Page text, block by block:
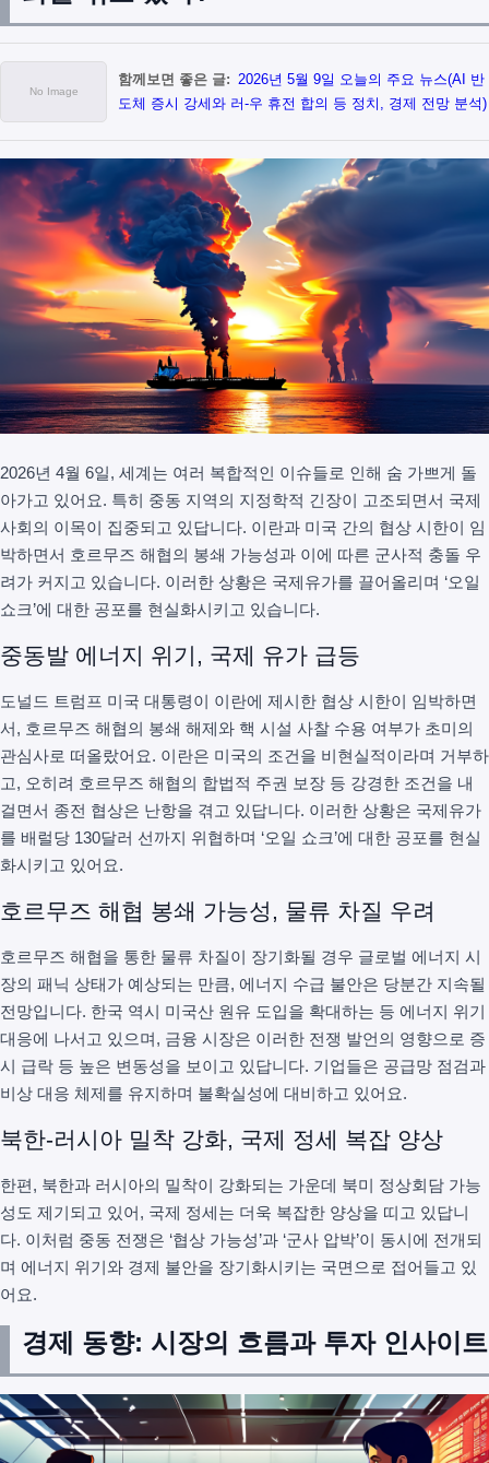
함께보면 좋은 글: 2026년 5월 9일 오늘의 주요 뉴스(AI 반
도체 증시 강세와 러-우 휴전 합의 등 정치, 경제 전망 분석)
2026년 4월 6일, 세계는 여러 복합적인 이슈들로 인해 숨 가쁘게 돌
아가고 있어요. 특히 중동 지역의 지정학적 긴장이 고조되면서 국제
사회의 이목이 집중되고 있답니다. 이란과 미국 간의 협상 시한이 임
박하면서 호르무즈 해협의 봉쇄 가능성과 이에 따른 군사적 충돌 우
려가 커지고 있습니다. 이러한 상황은 국제유가를 끌어올리며 ‘오일
쇼크’에 대한 공포를 현실화시키고 있습니다.
중동발 에너지 위기, 국제 유가 급등
도널드 트럼프 미국 대통령이 이란에 제시한 협상 시한이 임박하면
서, 호르무즈 해협의 봉쇄 해제와 핵 시설 사찰 수용 여부가 초미의
관심사로 떠올랐어요. 이란은 미국의 조건을 비현실적이라며 거부하
고, 오히려 호르무즈 해협의 합법적 주권 보장 등 강경한 조건을 내
걸면서 종전 협상은 난항을 겪고 있답니다. 이러한 상황은 국제유가
를 배럴당 130달러 선까지 위협하며 ‘오일 쇼크’에 대한 공포를 현실
화시키고 있어요.
호르무즈 해협 봉쇄 가능성, 물류 차질 우려
호르무즈 해협을 통한 물류 차질이 장기화될 경우 글로벌 에너지 시
장의 패닉 상태가 예상되는 만큼, 에너지 수급 불안은 당분간 지속될
전망입니다. 한국 역시 미국산 원유 도입을 확대하는 등 에너지 위기
대응에 나서고 있으며, 금융 시장은 이러한 전쟁 발언의 영향으로 증
시 급락 등 높은 변동성을 보이고 있답니다. 기업들은 공급망 점검과
비상 대응 체제를 유지하며 불확실성에 대비하고 있어요.
북한-러시아 밀착 강화, 국제 정세 복잡 양상
한편, 북한과 러시아의 밀착이 강화되는 가운데 북미 정상회담 가능
성도 제기되고 있어, 국제 정세는 더욱 복잡한 양상을 띠고 있답니
다. 이처럼 중동 전쟁은 ‘협상 가능성’과 ‘군사 압박’이 동시에 전개되
며 에너지 위기와 경제 불안을 장기화시키는 국면으로 접어들고 있
어요.
경제 동향: 시장의 흐름과 투자 인사이트